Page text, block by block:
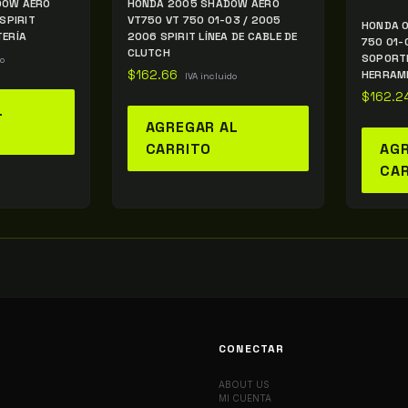
AERO
HONDA 2005 SHADOW AERO
VT750 VT 750 01-03 / 2005
2006 SPIRIT LÍNEA DE CABLE DE
CLUTCH
$162.66 IVA incluido
AGREGAR AL
CARRITO
HONDA
750 01-
$
CONECTAR
ABOUT US
MI CUENTA